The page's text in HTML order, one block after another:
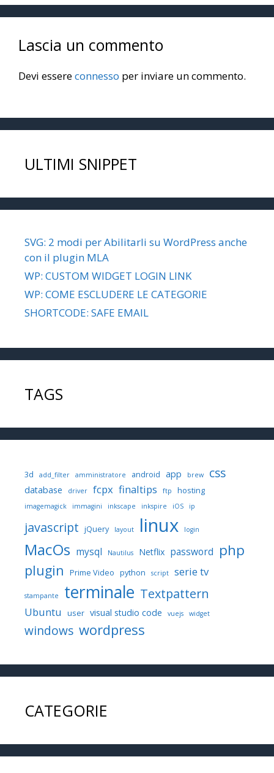
Lascia un commento
Devi essereconnesso per inviare un commento.
ULTIMI SNIPPET
SVG: 2 modi per Abilitarli su WordPress anche
con il plugin MLA
WP: CUSTOM WIDGET LOGIN LINK
WP: COME ESCLUDERE LE CATEGORIE
SHORTCODE: SAFE EMAIL
TAGS
3d add_filter amministratore android app brew css
database driver fcpx finaltips ftp hosting
imagemagick immagini inkscape inkspire iOS ip
javascript jQuery layout linux login
MacOs mysql Nautilus Netflix password php
plugin Prime Video python script serie tv
stampante terminale Textpattern
Ubuntu user visual studio code vuejs widget
windows wordpress
CATEGORIE